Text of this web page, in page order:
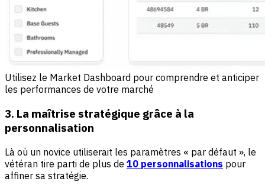
Utilisez le Market Dashboard pour comprendre et anticiper
les performances de votre marché
3. La maîtrise stratégique grâce à la
personnalisation
Là où un novice utiliserait les paramètres « par défaut », le
vétéran tire parti de plus de 10 personnalisations pour
affiner sa stratégie.